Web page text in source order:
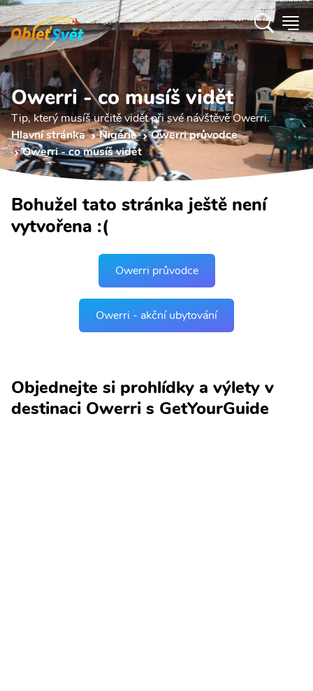
Owerri - co musíš vidět
Tip, který musíš určitě vidět při své návštěvě Owerri.
Hlavní stránka
Nigérie
Owerri průvodce
Owerri - co musíš vidět
Bohužel tato stránka ještě není
vytvořena :(
Owerri průvodce
Owerri - akční ubytování
Objednejte si prohlídky a výlety v
destinaci Owerri s GetYourGuide